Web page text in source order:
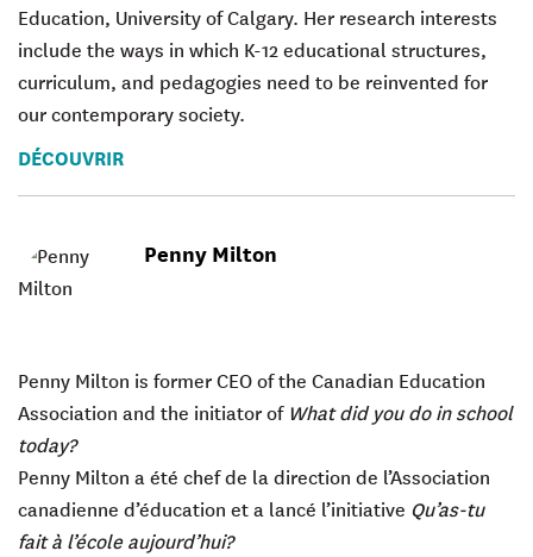
Education, University of Calgary. Her research interests
include the ways in which K-12 educational structures,
curriculum, and pedagogies need to be reinvented for
our contemporary society.
DÉCOUVRIR
Penny Milton
Penny Milton is former CEO of the Canadian Education
Association and the initiator of What did you do in school
today?
Penny Milton a été chef de la direction de l’Association
canadienne d’éducation et a lancé l’initiative Qu’as-tu
fait à l’école aujourd’hui?